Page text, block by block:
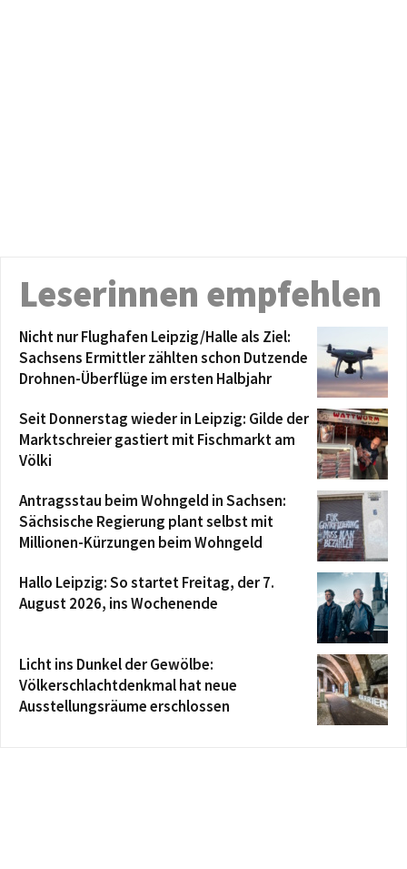
Leserinnen empfehlen
Nicht nur Flughafen Leipzig/Halle als Ziel:
Sachsens Ermittler zählten schon Dutzende
Drohnen-Überflüge im ersten Halbjahr
Seit Donnerstag wieder in Leipzig: Gilde der
Marktschreier gastiert mit Fischmarkt am
Völki
Antragsstau beim Wohngeld in Sachsen:
Sächsische Regierung plant selbst mit
Millionen-Kürzungen beim Wohngeld
Hallo Leipzig: So startet Freitag, der 7.
August 2026, ins Wochenende
Licht ins Dunkel der Gewölbe:
Völkerschlachtdenkmal hat neue
Ausstellungsräume erschlossen